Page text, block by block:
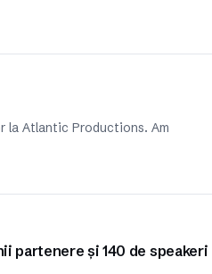
la Atlantic Productions. Am
partenere și 140 de speakeri